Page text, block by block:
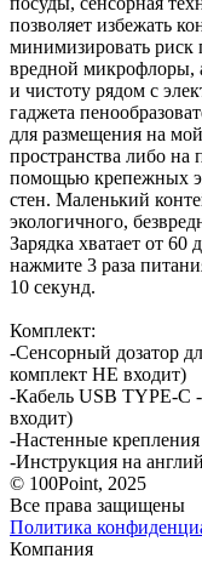
позволяет избежать
минимизировать риск
вредной микрофлоры,
и чистоту рядом с
гаджета
для размещения на
пространства либо
помощью крепежных
стен. Маленький
экологичного,
Зарядка хватает от
нажмите 3 раза
10 секунд.
Комплект:
-Сенсорный дозатор
комплект НЕ входит)
-Кабель USB TYPE-C
входит)
-Настенные
-Инструкция на
© 100Point, 2025
Все права защищены
Политика
Компания